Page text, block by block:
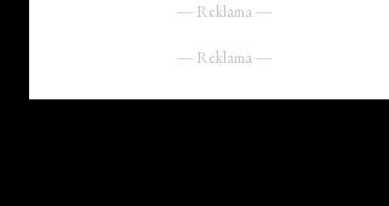
― Reklama ―
― Reklama ―